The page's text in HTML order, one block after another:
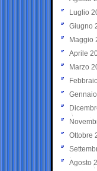
Luglio
Giugno
Maggio
Aprile
Marzo
Ottobre
Agosto